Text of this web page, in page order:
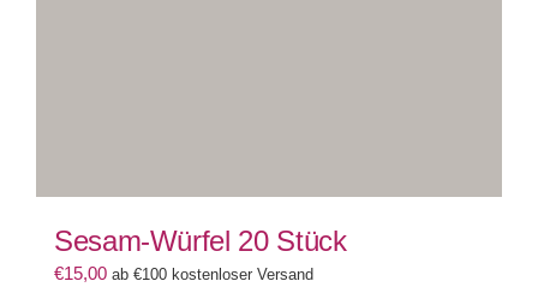
Sesam-Würfel 20 Stück
€15,00 ab €100 kostenloser Versand